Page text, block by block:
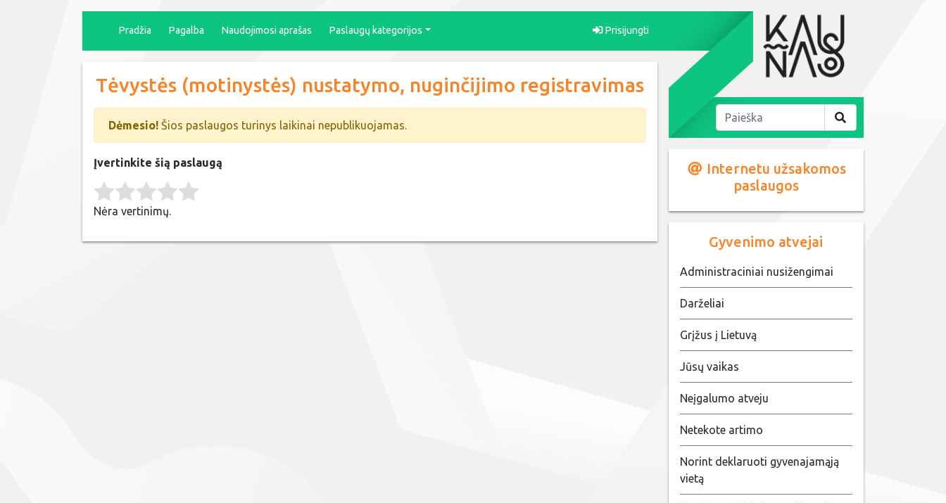
Pradžia Pagalba Naudojimosi aprašas Paslaugų kategorijos Prisijungti
Tėvystės (motinystės) nustatymo, nuginčijimo registravimas
Dėmesio! Šios paslaugos turinys laikinai nepublikuojamas.
Įvertinkite šią paslaugą
Rate this item:
Nėra vertinimų.
Internetu užsakomos
paslaugos
Gyvenimo atvejai
Administraciniai nusižengimai
Darželiai
Grįžus į Lietuvą
Jūsų vaikas
Neįgalumo atveju
Netekote artimo
Norint deklaruoti gyvenajamąją
vietą